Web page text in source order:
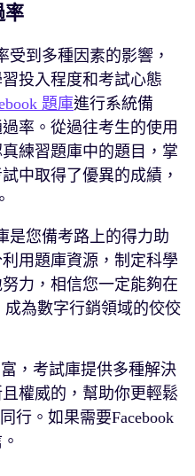
率
受到多種因素的影響，
投入程度和考試心態
題庫進行系統備
率。從過往考生的使用
練習題庫中的題目，掌
中取得了優異的成績，
是您備考路上的得力助
用題庫資源，制定科學
力，相信您一定能夠在
成為數字行銷領域的佼佼
，考試庫提供多種解決
權威的，幫助你更輕鬆
行。如果需要Facebook